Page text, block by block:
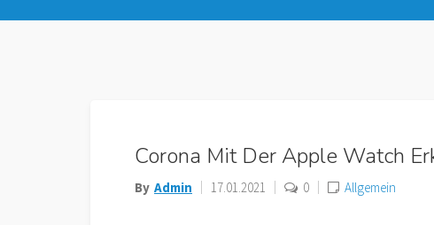
Corona Mit Der Apple Watch
By Admin 17.01.2021 0 Allgemein